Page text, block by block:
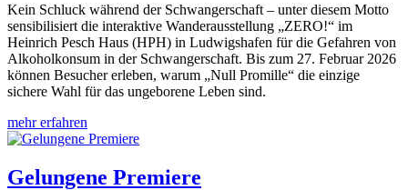
Kein Schluck während der Schwangerschaft – unter diesem Motto
sensibilisiert die interaktive Wanderausstellung „ZERO!“ im
Heinrich Pesch Haus (HPH) in Ludwigshafen für die Gefahren von
Alkoholkonsum in der Schwangerschaft. Bis zum 27. Februar 2026
können Besucher erleben, warum „Null Promille“ die einzige
sichere Wahl für das ungeborene Leben sind.
mehr erfahren
Gelungene Premiere